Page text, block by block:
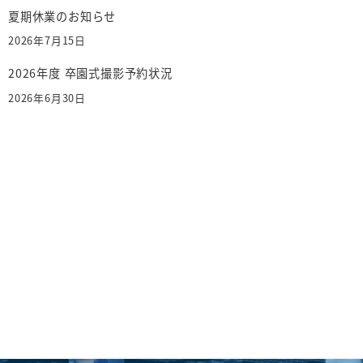
夏期休業のお知らせ
2026年7月15日
2026年度 卒園式撮影予約状況
2026年6月30日